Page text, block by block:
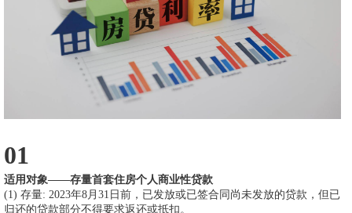
01
适用对象——存量首套住房个人商业性贷款
(1) 存量: 2023年8月31日前，已发放或已签合同尚未发放的贷款，但已
归还的贷款部分不得要求返还或抵扣。